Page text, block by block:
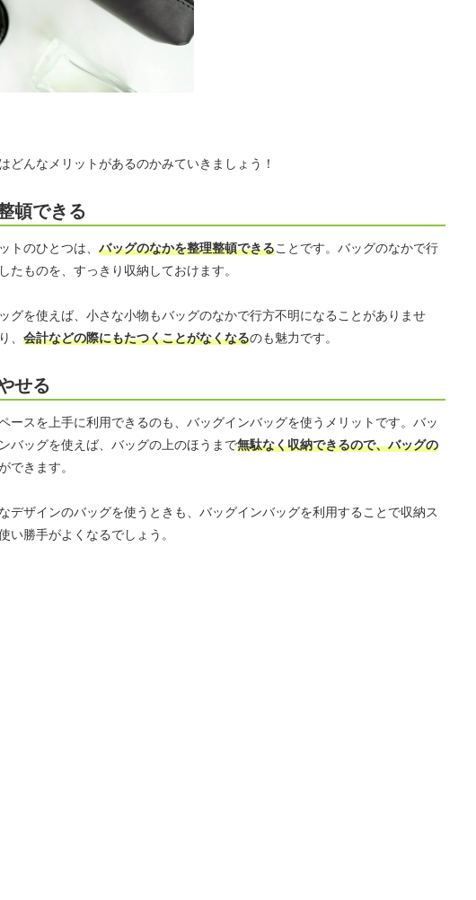
どんなメリットがあるのかみていきましょう！
頓できる
トのひとつは、 バッグのなかを整理整頓できることです。バッグのなかで行
たものを、すっきり収納しておけます。
グを使えば、小さな小物もバッグのなかで行方不明になることがありませ
、 会計などの際にもたつくことがなくなるのも魅力です。
せる
ースを上手に利用できるのも、バッグインバッグを使うメリットです。バッ
バッグを使えば、バッグの上のほうまで無駄なく収納できるので、バッグの
できます。
デザインのバッグを使うときも、バッグインバッグを利用することで収納ス
い勝手がよくなるでしょう。